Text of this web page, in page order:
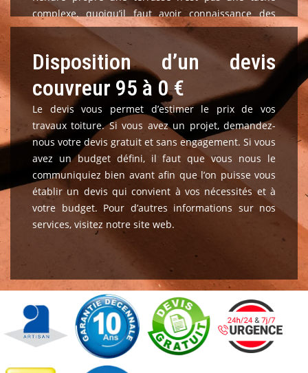
complexe, quoiqu’il faut avoir connaissance des
produits à utiliser sur tous les types de matériau,
mais aussi des techniques à mettre en œuvre pour
empêcher son endommagement. Notre équipe
qualifiée et disponible reste à l’écoute de vos
nécessités.
Disposition d’un devis
couvreur 95 à 0 €
Le devis vous permet d’estimer le prix de vos
travaux toiture. Si vous avez un projet, demandez-
nous votre devis gratuit et sans engagement. Si vous
avez un budget défini, il faut que vous nous le
communiquiez bien avant afin que l’on puisse vous
établir un devis qui convient à vos nécessités et à
votre budget. Pour d’autres informations sur nos
services, visitez notre site web.